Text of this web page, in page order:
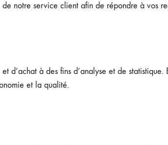
notre service client afin de répondre à vos
d’achat à des fins d’analyse et de
et la qualité.